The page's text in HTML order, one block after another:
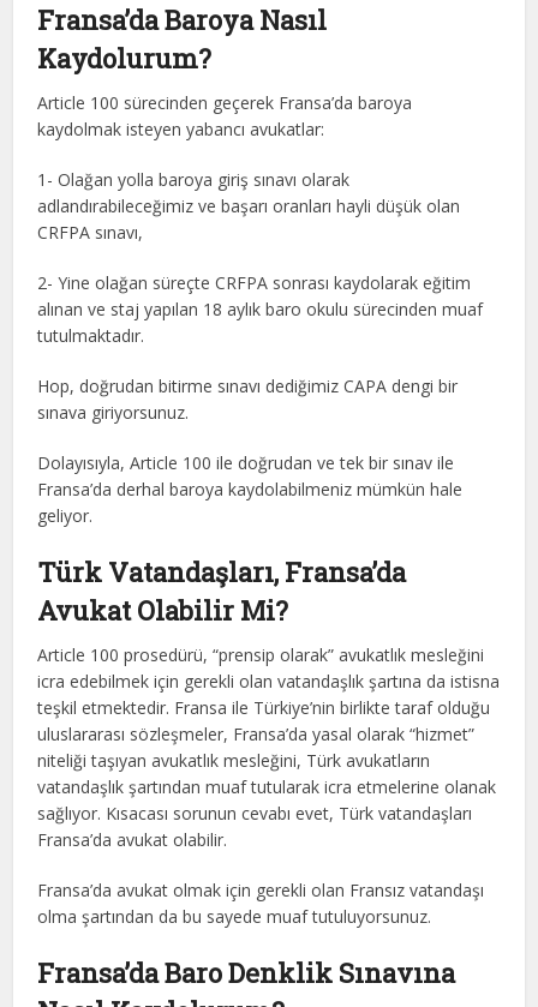
Fransa’da Baroya Nasıl
Kaydolurum?
Article 100 sürecinden geçerek Fransa’da baroya
kaydolmak isteyen yabancı avukatlar:
1- Olağan yolla baroya giriş sınavı olarak
adlandırabileceğimiz ve başarı oranları hayli düşük olan
CRFPA sınavı,
2- Yine olağan süreçte CRFPA sonrası kaydolarak eğitim
alınan ve staj yapılan 18 aylık baro okulu sürecinden muaf
tutulmaktadır.
Hop, doğrudan bitirme sınavı dediğimiz CAPA dengi bir
sınava giriyorsunuz.
Dolayısıyla, Article 100 ile doğrudan ve tek bir sınav ile
Fransa’da derhal baroya kaydolabilmeniz mümkün hale
geliyor.
Türk Vatandaşları, Fransa’da
Avukat Olabilir Mi?
Article 100 prosedürü, “prensip olarak” avukatlık mesleğini
icra edebilmek için gerekli olan vatandaşlık şartına da istisna
teşkil etmektedir. Fransa ile Türkiye’nin birlikte taraf olduğu
uluslararası sözleşmeler, Fransa’da yasal olarak “hizmet”
niteliği taşıyan avukatlık mesleğini, Türk avukatların
vatandaşlık şartından muaf tutularak icra etmelerine olanak
sağlıyor. Kısacası sorunun cevabı evet, Türk vatandaşları
Fransa’da avukat olabilir.
Fransa’da avukat olmak için gerekli olan Fransız vatandaşı
olma şartından da bu sayede muaf tutuluyorsunuz.
Fransa’da Baro Denklik Sınavına